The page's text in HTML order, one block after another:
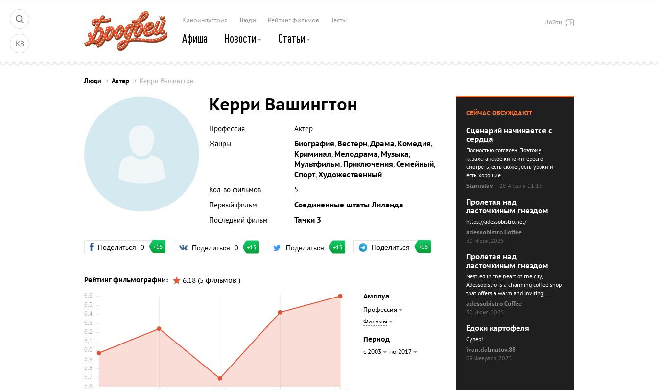
ҚЗ
Войти
Киноиндустрия Люди Рейтинг фильмов Тесты
Афиша Новости Статьи
Люди Актер Керри Вашингтон
Керри Вашингтон
Профессия
Актер
Жанры
Биография, Вестерн,Драма, Комедия,
Криминал, Мелодрама, Музыка,
Мультфильм, Приключения,Семейный,
Спорт,Художественный
Кол-во фильмов
5
Первый фильм
Соединенные штаты Лиланда
Последний фильм
Тачки 3
Поделиться 0 +15 Поделиться 0 +15 Поделиться +15 Поделиться +15
Рейтинг фильмографии:
6.18 (5 фильмов )
Амплуа
Профессия
Фильмы
Период
с 2003 по 2017
СЕЙЧАС ОБСУЖДАЮТ
Сценарий начинается с
сердца
Полностью согласен. Поэтому
казахстанское кино интересно
смотреть, есть сюжет, есть уроки и
есть хорошие...
Stanislav
28 Апреля 11:13
Пролетая над
ласточкиным гнездом
https://adessobistro.net/
adessobistro Coffee
30 Июня, 2025
Пролетая над
ласточкиным гнездом
Nestled in the heart of the city,
Adessobistro is a charming coffee shop
that offers a warm and inviting...
adessobistro Coffee
30 Июня, 2025
Едоки картофеля
Cупер!
ivan.dalmatov.88
09 Февраля, 2025